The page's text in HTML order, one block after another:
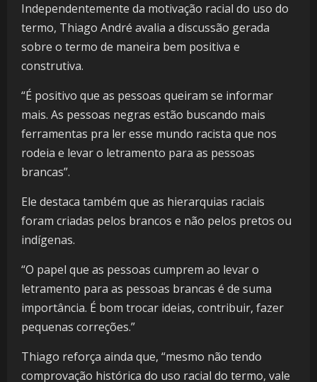
Independentemente da motivação racial do uso do
termo, Thiago André avalia a discussão gerada
sobre o termo de maneira bem positiva e
construtiva.
“É positivo que as pessoas queiram se informar
mais. As pessoas negras estão buscando mais
ferramentas pra ler esse mundo racista que nos
rodeia e levar o letramento para as pessoas
brancas”.
Ele destaca também que as hierarquias raciais
foram criadas pelos brancos e não pelos pretos ou
indígenas.
“O papel que as pessoas cumprem ao levar o
letramento para as pessoas brancas é de suma
importância. É bom trocar ideias, contribuir, fazer
pequenas correções.”
Thiago reforça ainda que, “mesmo não tendo
comprovação histórica do uso racial do termo, vale